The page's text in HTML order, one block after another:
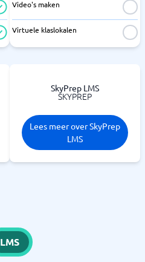
Video's maken
Virtuele klaslokalen
SkyPrep LMS
SKYPREP
Lees meer over SkyPrep
LMS
LMS